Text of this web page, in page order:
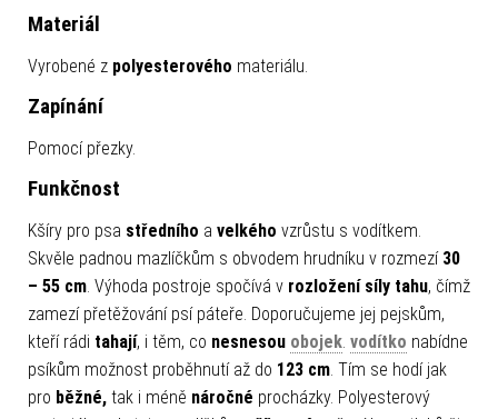
Materiál
Vyrobené z polyesterového materiálu.
Zapínání
Pomocí přezky.
Funkčnost
Kšíry pro psa středního a velkého vzrůstu s vodítkem.
Skvěle padnou mazlíčkům s obvodem hrudníku v rozmezí 30
– 55 cm. Výhoda postroje spočívá v rozložení síly tahu, čímž
zamezí přetěžování psí páteře. Doporučujeme jej pejskům,
kteří rádi tahají, i těm, co nesnesou obojek. vodítko nabídne
psíkům možnost proběhnutí až do 123 cm. Tím se hodí jak
pro běžné, tak i méně náročné procházky. Polyesterový